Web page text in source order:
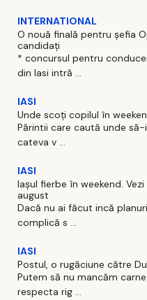
INTERNATIONAL
O nouă finală pentru șefia
candidați
* concursul pentru
din Iasi intră ...
IASI
Unde scoți copilul în
Părintii care caută unde
cateva v ...
IASI
Iașul fierbe în weekend.
august
Dacă nu ai făcut incă
complică s ...
IASI
Postul, o rugăciune către
Putem să nu mancăm
respecta rig ...